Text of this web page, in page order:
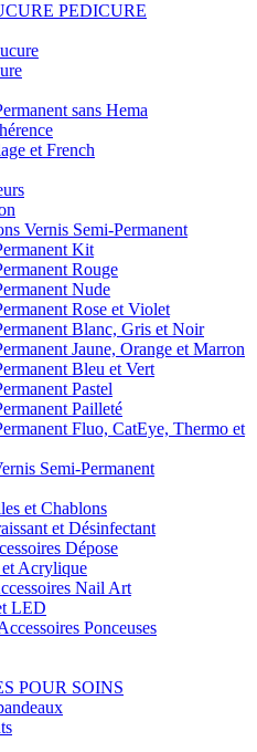
PEDICURE
sans Hema
et French
Vernis Semi-Permanent
Kit
Rouge
Nude
Rose et Violet
Blanc, Gris et Noir
Jaune, Orange et Marron
Bleu et Vert
Pastel
Pailleté
Fluo, CatEye, Thermo et
Semi-Permanent
et Chablons
et Désinfectant
Dépose
Acrylique
Nail Art
LED
Ponceuses
POUR SOINS